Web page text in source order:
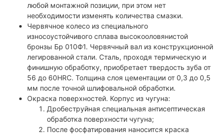
любой монтажной позиции, при этом нет
необходимости изменять количества смазки.
Червячное колесо из специального
износоустойчивого сплава высокооловянистой
бронзы Бр 010Ф1. Червячный вал из конструкционной
легированной стали. Сталь, проходя термическую и
финишную обработку, приобретает твердость зуба от
56 до 60HRC. Толщина слоя цементации от 0,3 до 0,5
мм после точной шлифовальной обработки.
Окраска поверхностей. Корпус из чугуна:
Дробеструйная специальная антисептическая
обработка поверхности чугуна;
После фосфатирования наносится краска